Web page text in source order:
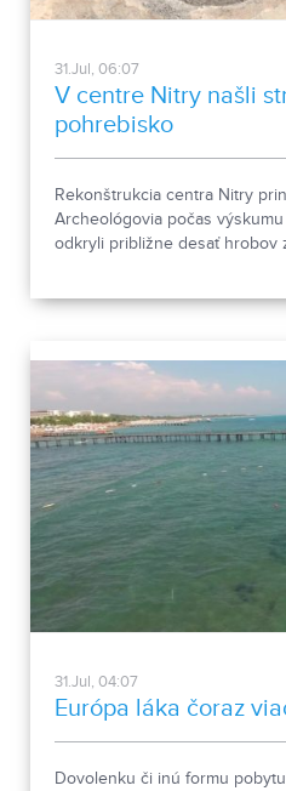
31.Jul, 06:07
V centre Nitry našli
pohrebisko
Rekonštrukcia centra Nitry
Archeológovia počas
odkryli približne desať hrobov
31.Jul, 04:07
Európa láka čoraz
Dovolenku či inú formu